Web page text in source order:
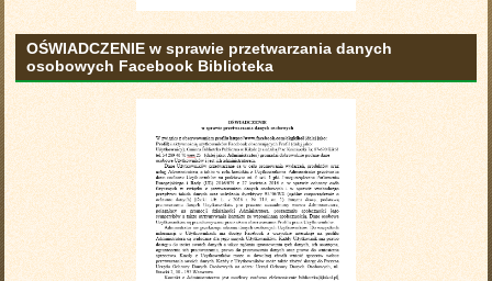
OŚWIADCZENIE w sprawie przetwarzania danych
osobowych Facebook Biblioteka